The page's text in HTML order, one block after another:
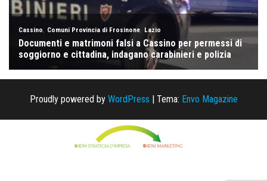
Proudly powered by WordPress | Tema: Envo Magazine